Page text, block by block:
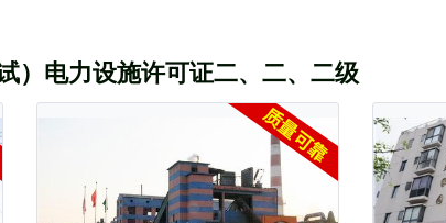
）电力设施许可证二、二、二级